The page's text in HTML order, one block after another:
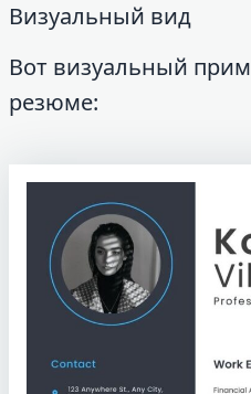
Визуальный вид
Вот визуальный
резюме: